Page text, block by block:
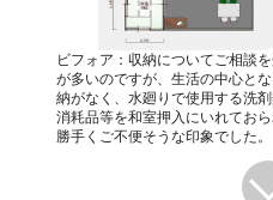
ビフォア：収納についてご相談
が多いのですが、生活の中心と
納がなく、水廻りで使用する洗
消耗品等を和室押入にいれてお
勝手くご不便そうな印象でした。